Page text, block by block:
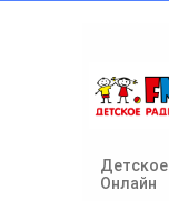
Онлайн